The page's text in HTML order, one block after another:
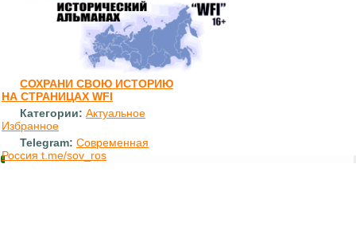
СОХРАНИ СВОЮ ИСТОРИЮ
НА СТРАНИЦАХ WFI
Категории: Актуальное
Избранное
Telegram: Современная
Россия t.me/sov_ros